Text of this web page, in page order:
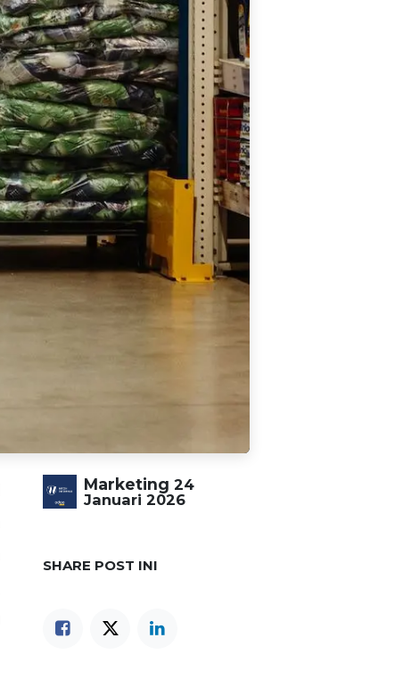
Marketing 24
Januari 2026
SHARE POST INI